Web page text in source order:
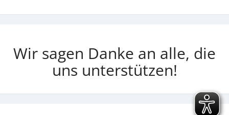
Wir sagen Danke an alle, die
uns unterstützen!